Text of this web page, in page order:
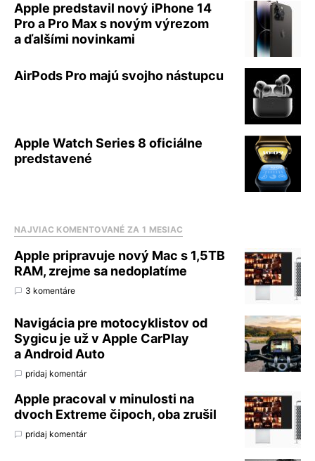
Apple predstavil nový iPhone 14
Pro a Pro Max s novým výrezom
a ďalšími novinkami
AirPods Pro majú svojho nástupcu
Apple Watch Series 8 oficiálne
predstavené
NAJVIAC KOMENTOVANÉ ZA 1 MESIAC
Apple pripravuje nový Mac s 1,5TB
RAM, zrejme sa nedoplatíme
3 komentáre
Navigácia pre motocyklistov od
Sygicu je už v Apple CarPlay
a Android Auto
pridaj komentár
Apple pracoval v minulosti na
dvoch Extreme čipoch, oba zrušil
pridaj komentár